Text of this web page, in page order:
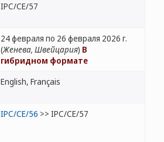
IPC/CE/57
24 февраля по 26 февраля 2026 г.
(Женева, Швейцария) В
гибридном формате
English, Français
IPC/CE/56 >> IPC/CE/57